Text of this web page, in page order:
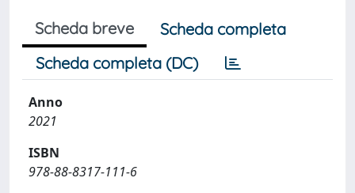
Scheda breve
Scheda completa
Scheda completa (DC)
Anno
2021
ISBN
978-88-8317-111-6